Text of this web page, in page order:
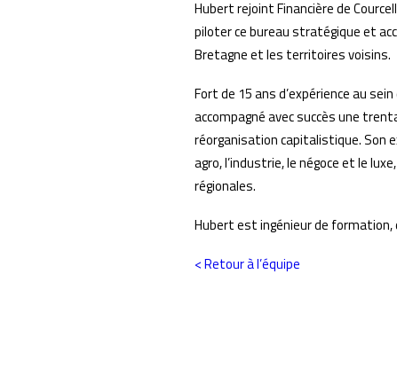
Hubert rejoint Financière de
piloter ce bureau stratégique et
Bretagne et les territoires voisins.
Fort de 15 ans d’expérience au
accompagné avec succès une
réorganisation capitalistique. Son
agro, l’industrie, le négoce et le
régionales.
Hubert est ingénieur de formation,
< Retour à l’équipe